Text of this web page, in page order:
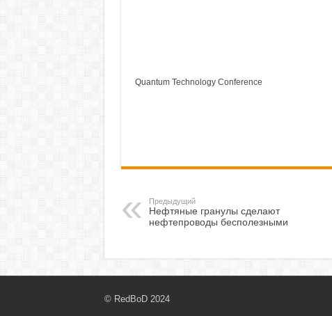
Quantum Technology Conference
Предыдущий
Нефтяные гранулы сделают
нефтепроводы бесполезными
© RedBoD 2024